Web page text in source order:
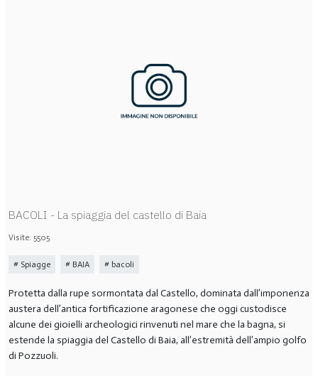
BACOLI - La spiaggia del castello di Baia
Visite: 5505
Spiagge BAIA bacoli
Protetta dalla rupe sormontata dal Castello, dominata dall’imponenza
austera dell’antica fortificazione aragonese che oggi custodisce
alcune dei gioielli archeologici rinvenuti nel mare che la bagna, si
estende la spiaggia del Castello di Baia, all’estremità dell’ampio golfo
di Pozzuoli.